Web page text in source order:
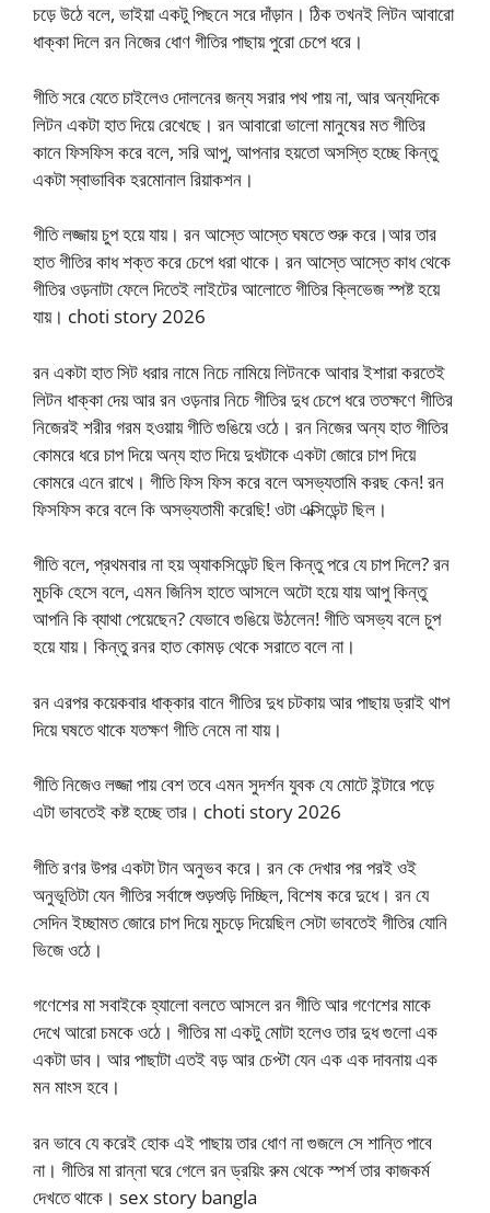
চড়ে উঠে বলে, ভাইয়া একটু পিছনে সরে দাঁড়ান। ঠিক তখনই লিটন আবারো
ধাক্কা দিলে রন নিজের ধোণ গীতির পাছায় পুরো চেপে ধরে।
গীতি সরে যেতে চাইলেও দোলনের জন্য সরার পথ পায় না, আর অন্যদিকে
লিটন একটা হাত দিয়ে রেখেছে। রন আবারো ভালো মানুষের মত গীতির
কানে ফিসফিস করে বলে, সরি আপু, আপনার হয়তো অসস্তি হচ্ছে কিন্তু
একটা স্বাভাবিক হরমোনাল রিয়াকশন।
গীতি লজ্জায় চুপ হয়ে যায়। রন আস্তে আস্তে ঘষতে শুরু করে।আর তার
হাত গীতির কাধ শক্ত করে চেপে ধরা থাকে। রন আস্তে আস্তে কাধ থেকে
গীতির ওড়নাটা ফেলে দিতেই লাইটের আলোতে গীতির ক্লিভেজ স্পষ্ট হয়ে
যায়। choti story 2026
রন একটা হাত সিট ধরার নামে নিচে নামিয়ে লিটনকে আবার ইশারা করতেই
লিটন ধাক্কা দেয় আর রন ওড়নার নিচে গীতির দুধ চেপে ধরে ততক্ষণে গীতির
নিজেরই শরীর গরম হওয়ায় গীতি গুঙিয়ে ওঠে। রন নিজের অন্য হাত গীতির
কোমরে ধরে চাপ দিয়ে অন্য হাত দিয়ে দুধটাকে একটা জোরে চাপ দিয়ে
কোমরে এনে রাখে। গীতি ফিস ফিস করে বলে অসভ্যতামি করছ কেন! রন
ফিসফিস করে বলে কি অসভ্যতামী করেছি! ওটা এক্সিডেন্ট ছিল।
গীতি বলে, প্রথমবার না হয় অ্যাকসিডেন্ট ছিল কিন্তু পরে যে চাপ দিলে? রন
মুচকি হেসে বলে, এমন জিনিস হাতে আসলে অটো হয়ে যায় আপু কিন্তু
আপনি কি ব্যাথা পেয়েছেন? যেভাবে গুঙিয়ে উঠলেন! গীতি অসভ্য বলে চুপ
হয়ে যায়। কিন্তু রনর হাত কোমড় থেকে সরাতে বলে না।
রন এরপর কয়েকবার ধাক্কার বানে গীতির দুধ চটকায় আর পাছায় ড্রাই থাপ
দিয়ে ঘষতে থাকে যতক্ষণ গীতি নেমে না যায়।
গীতি নিজেও লজ্জা পায় বেশ তবে এমন সুদর্শন যুবক যে মোটে ইন্টারে পড়ে
এটা ভাবতেই কষ্ট হচ্ছে তার। choti story 2026
গীতি রণর উপর একটা টান অনুভব করে। রন কে দেখার পর পরই ওই
অনুভূতিটা যেন গীতির সর্বাঙ্গে শুড়শুড়ি দিচ্ছিল, বিশেষ করে দুধে। রন যে
সেদিন ইচ্ছামত জোরে চাপ দিয়ে মুচড়ে দিয়েছিল সেটা ভাবতেই গীতির যোনি
ভিজে ওঠে।
গণেশের মা সবাইকে হ্যালো বলতে আসলে রন গীতি আর গণেশের মাকে
দেখে আরো চমকে ওঠে। গীতির মা একটু মোটা হলেও তার দুধ গুলো এক
একটা ডাব। আর পাছাটা এতই বড় আর চেপ্টা যেন এক এক দাবনায় এক
মন মাংস হবে।
রন ভাবে যে করেই হোক এই পাছায় তার ধোণ না গুজলে সে শান্তি পাবে
না। গীতির মা রান্না ঘরে গেলে রন ড্রয়িং রুম থেকে স্পর্শ তার কাজকর্ম
দেখতে থাকে। sex story bangla